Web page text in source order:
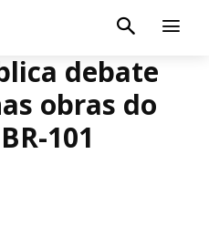
debate
obras do
101